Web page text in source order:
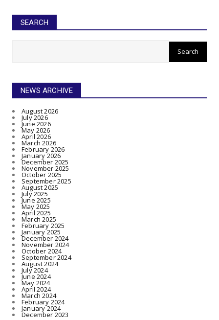
SEARCH
NEWS ARCHIVE
August 2026
July 2026
June 2026
May 2026
April 2026
March 2026
February 2026
January 2026
December 2025
November 2025
October 2025
September 2025
August 2025
July 2025
June 2025
May 2025
April 2025
March 2025
February 2025
January 2025
December 2024
November 2024
October 2024
September 2024
August 2024
July 2024
June 2024
May 2024
April 2024
March 2024
February 2024
January 2024
December 2023